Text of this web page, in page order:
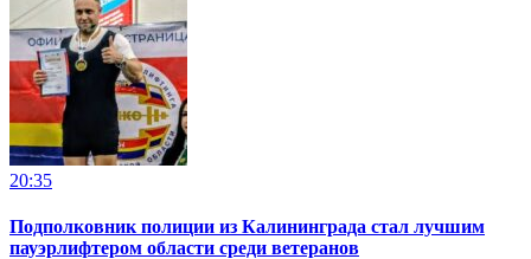
20:35
Подполковник полиции из Калининграда стал лучшим
пауэрлифтером области среди ветеранов